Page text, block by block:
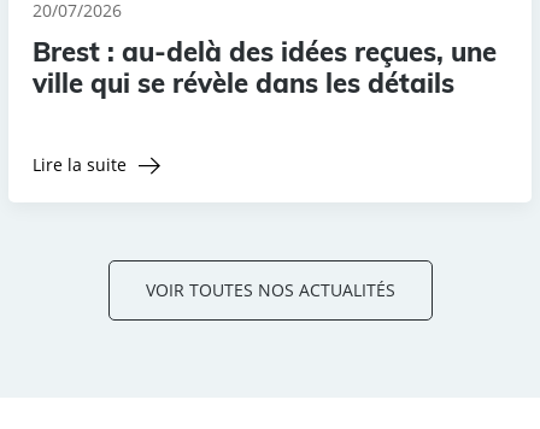
20/07/2026
Brest : au-delà des idées reçues, une
ville qui se révèle dans les détails
Lire la suite
VOIR TOUTES NOS ACTUALITÉS